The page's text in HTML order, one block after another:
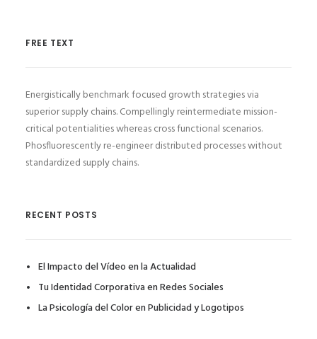
FREE TEXT
Energistically benchmark focused growth strategies via
superior supply chains. Compellingly reintermediate mission-
critical potentialities whereas cross functional scenarios.
Phosfluorescently re-engineer distributed processes without
standardized supply chains.
RECENT POSTS
El Impacto del Vídeo en la Actualidad
Tu Identidad Corporativa en Redes Sociales
La Psicología del Color en Publicidad y Logotipos